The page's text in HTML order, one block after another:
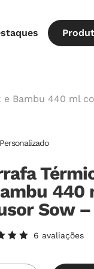
Produt
e Bambu 440 ml
440
Sow –
de
6 avaliações